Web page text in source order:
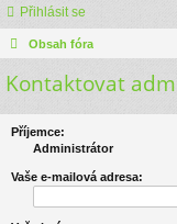
ór
a
le
no
vé
Přihlásit se
Obsah fóra
Kontaktovat
Příjemce:
Administrátor
Vaše e-mailová adresa: